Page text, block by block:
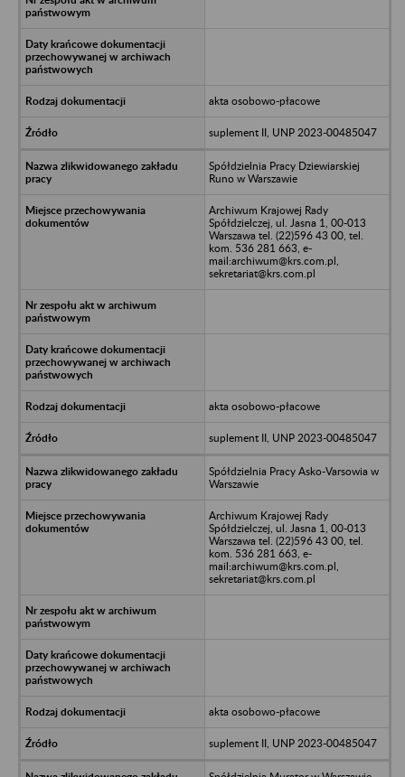
akta osobowo-płacowe
suplement II, UNP 2023-00485047
Spółdzielnia Pracy Dziewiarskiej
Runo w Warszawie
Archiwum Krajowej Rady
Spółdzielczej, ul. Jasna 1, 00-013
Warszawa tel. (22)596 43 00, tel.
kom. 536 281 663, e-
mail:archiwum@krs.com.pl,
sekretariat@krs.com.pl
akta osobowo-płacowe
suplement II, UNP 2023-00485047
Spółdzielnia Pracy Asko-Varsowia w
Warszawie
Archiwum Krajowej Rady
Spółdzielczej, ul. Jasna 1, 00-013
Warszawa tel. (22)596 43 00, tel.
kom. 536 281 663, e-
mail:archiwum@krs.com.pl,
sekretariat@krs.com.pl
akta osobowo-płacowe
suplement II, UNP 2023-00485047